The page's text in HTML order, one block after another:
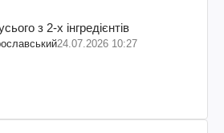
з 2-х інгредієнтів
24.07.2026 10:27